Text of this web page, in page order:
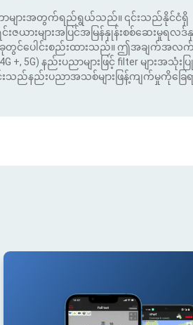
ျားအတွက်ရည်ရွယ်သည်။ ၎င်းသည်နိုင်ငံရှိ
ယားများအပြင်အမြန်နှုန်းစစ်ဆေးမှုရလ
တွင်ပေါင်းစည်းထားသည်။ ဤအချက်အလက်
+, 5G) နည်းပညာများဖြင့် filter များအသုံးပြု
းသည်နည်းပညာအသစ်များဖြန့်ကျက်မှုကိုခြေရ